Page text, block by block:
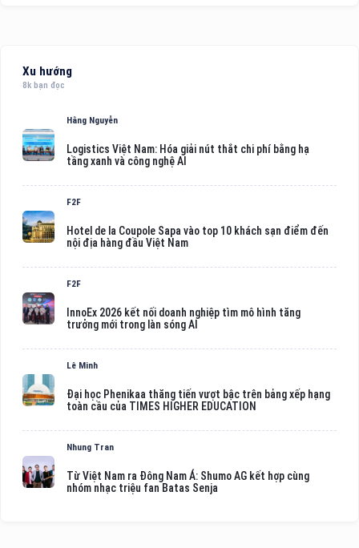
Xu hướng
8k bạn đọc
Hằng Nguyễn
Logistics Việt Nam: Hóa giải nút thắt chi phí bằng hạ
tầng xanh và công nghệ AI
F2F
Hotel de la Coupole Sapa vào top 10 khách sạn điểm đến
nội địa hàng đầu Việt Nam
F2F
InnoEx 2026 kết nối doanh nghiệp tìm mô hình tăng
trưởng mới trong làn sóng AI
Lê Minh
Đại học Phenikaa thăng tiến vượt bậc trên bảng xếp hạng
toàn cầu của TIMES HIGHER EDUCATION
Nhung Tran
Từ Việt Nam ra Đông Nam Á: Shumo AG kết hợp cùng
nhóm nhạc triệu fan Batas Senja